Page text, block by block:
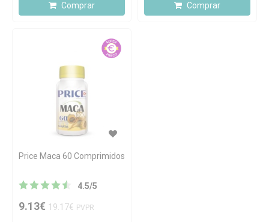
Comprar Comprar
Price Maca 60 Comprimidos
4.5/5
9.13€ 19.17€ PVPR